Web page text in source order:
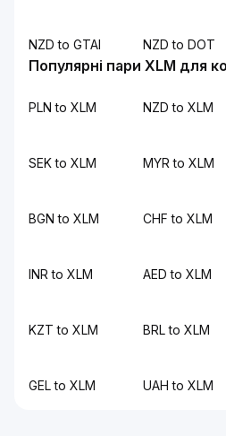
NZD to GTAI NZD to DOT
Популярні пари XLM для
PLN to XLM NZD to XLM
SEK to XLM MYR to XLM
BGN to XLM CHF to XLM
INR to XLM AED to XLM
KZT to XLM BRL to XLM
GEL to XLM UAH to XLM